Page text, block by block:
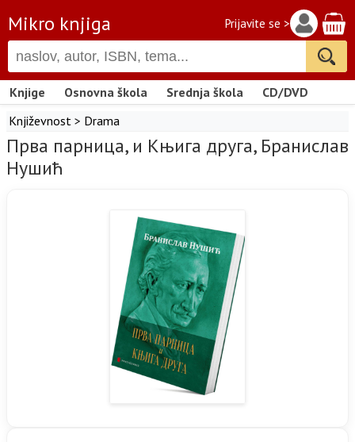
Mikro knjiga Prijavite se >
Knjige Osnovna škola Srednja škola
CD/DVD
Književnost > Drama
Прва парница, и Књига друга, Бранислав
Нушић